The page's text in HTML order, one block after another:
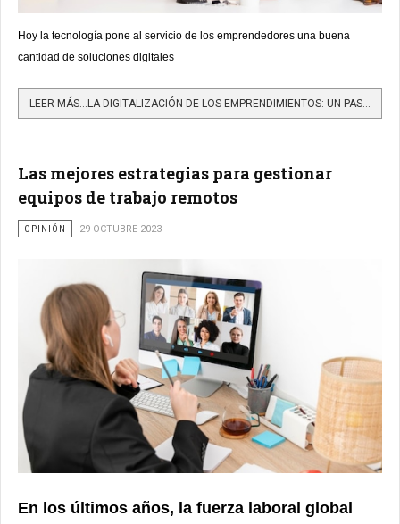
Hoy la tecnología pone al servicio de los emprendedores una buena
cantidad de soluciones digitales
LEER MÁS…LA DIGITALIZACIÓN DE LOS EMPRENDIMIENTOS: UN PASO MÁS AL CIERRE DE LA BRECHA DIGITAL
Las mejores estrategias para gestionar
equipos de trabajo remotos
OPINIÓN 29 OCTUBRE 2023
En los últimos años, la fuerza laboral global